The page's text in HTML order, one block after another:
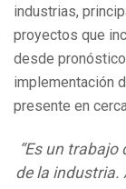
industrias,
proyectos que
desde
implementación
presente en
“Es un
de la industria.